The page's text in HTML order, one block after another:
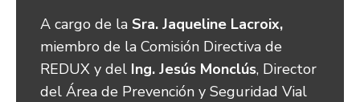
A cargo de la Sra. Jaqueline Lacroix,
miembro de la Comisión Directiva de
REDUX y del Ing. Jesús Monclús, Director
del Área de Prevención y Seguridad Vial